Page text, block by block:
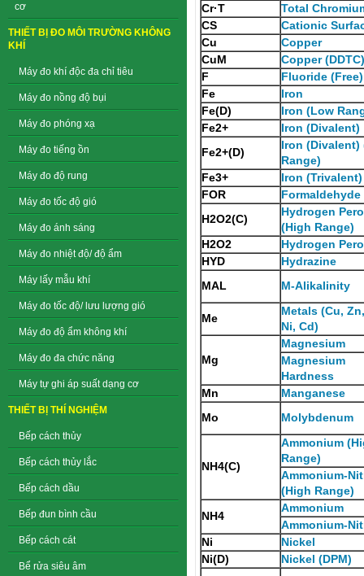
cơ
THIẾT BỊ ĐO MÔI TRƯỜNG KHÔNG
KHÍ
Máy đo khí độc đa chỉ tiêu
Máy đo nồng độ bụi
Máy đo phóng xạ
Máy đo tiếng ồn
Máy đo độ rung
Máy đo tốc độ gió
Máy đo ánh sáng
Máy đo nhiệt độ/ độ ẩm
Máy lấy mẫu khí
Máy đo tốc độ/ lưu lượng gió
Máy đo độ ẩm không khí
Máy đo đa chức năng
Máy tự ghi áp suất dạng cơ
THIẾT BỊ THÍ NGHIỆM
Bếp cách thủy
Bếp cách thủy lắc
Bếp cách dầu
Bếp đun bình cầu
Bếp cách cát
Bể rửa siêu âm
Cr·T
Total
CS
Cationic
Cu
Copper
CuM
Copper (DDTC)
F
Fluoride (Free)
Fe
Iron
Fe(D)
Iron (Low
Fe2+
Iron (Divalent)
Fe2+(D)
Iron (Divalent)
Range)
Fe3+
Iron (Trivalent)
FOR
Formaldehyde
H2O2(C)
Hydrogen
(High Range)
H2O2
Hydrogen
HYD
Hydrazine
MAL
M-Alikalinity
Me
Metals (Cu,
Ni, Cd)
Mg
Magnesium
Magnesium
Hardness
Mn
Manganese
Mo
Molybdenum
NH4(C)
Ammonium
Range)
Ammonium-
(High Range)
NH4
Ammonium
Ammonium-
Ni
Nickel
Ni(D)
Nickel (DPM)